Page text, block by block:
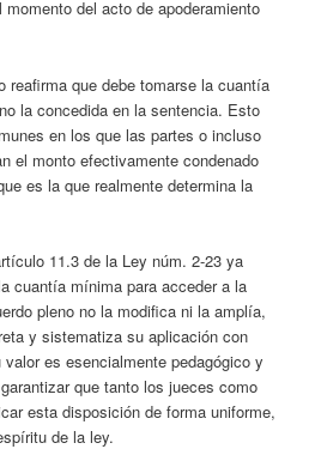
del acto de apoderamiento
reafirma que debe tomarse la cuantía
la concedida en la sentencia. Esto
en los que las partes o incluso
el monto efectivamente condenado
es la que realmente determina la
11.3 de la Ley núm. 2-23 ya
cuantía mínima para acceder a la
pleno no la modifica ni la amplía,
y sistematiza su aplicación con
es esencialmente pedagógico y
que tanto los jueces como
esta disposición de forma uniforme,
de la ley.